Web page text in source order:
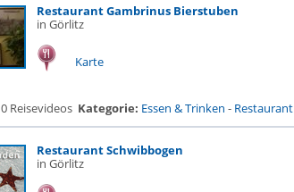
Restaurant Gambrinus Bierstuben
in Görlitz
Karte
0 Reisevideos Kategorie: Essen & Trinken - Restaurant
Restaurant Schwibbogen
in Görlitz